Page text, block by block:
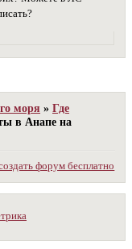
моря »Где
в Анапе на
форум бесплатно